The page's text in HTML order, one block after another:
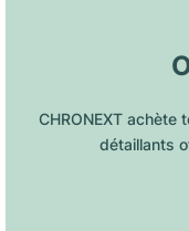
CHRONEXT
détaillants